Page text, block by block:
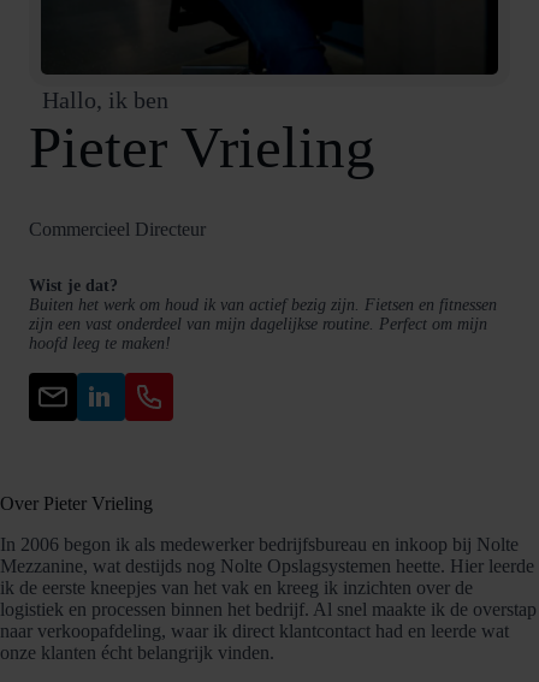
Hallo, ik ben
Pieter Vrieling
Commercieel Directeur
Wist je dat?
Buiten het werk om houd ik van actief bezig zijn. Fietsen en fitnessen
zijn een vast onderdeel van mijn dagelijkse routine. Perfect om mijn
hoofd leeg te maken!
Over Pieter Vrieling
In 2006 begon ik als medewerker bedrijfsbureau en inkoop bij Nolte
Mezzanine, wat destijds nog Nolte Opslagsystemen heette. Hier leerde
ik de eerste kneepjes van het vak en kreeg ik inzichten over de
logistiek en processen binnen het bedrijf. Al snel maakte ik de overstap
naar verkoopafdeling, waar ik direct klantcontact had en leerde wat
onze klanten écht belangrijk vinden.